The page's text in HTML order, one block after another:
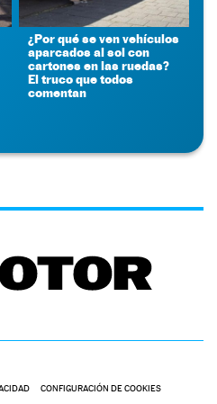
¿Por qué se ven vehículos
aparcados al sol con
cartones en las ruedas?
El truco que todos
comentan
CONFIGURACIÓN DE COOKIES